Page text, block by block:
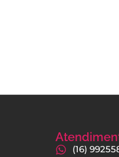
(16)